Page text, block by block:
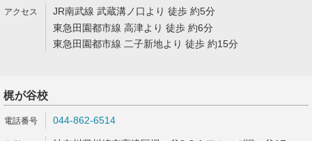
JR南武線 武蔵溝ノ口より 徒歩 約5分
東急田園都市線 高津より 徒歩 約6分
東急田園都市線 二子新地より 徒歩 約15分
梶が谷校
044-862-6514